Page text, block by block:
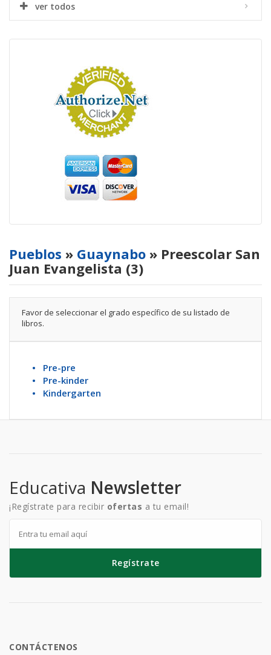
ver todos
Pueblos » Guaynabo » Preescolar San
Juan Evangelista (3)
Favor de seleccionar el grado específico de su listado de
libros.
• Pre-pre
• Pre-kinder
• Kindergarten
Educativa Newsletter
¡Regístrate para recibir ofertas a tu email!
Regístrate
CONTÁCTENOS